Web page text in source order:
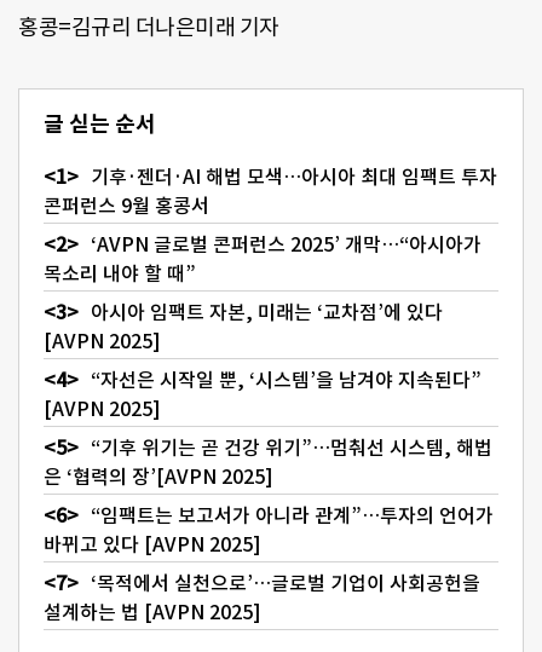
홍콩=김규리 더나은미래 기자
글 싣는 순서
기후·젠더·AI 해법 모색…아시아 최대 임팩트 투자
콘퍼런스 9월 홍콩서
‘AVPN 글로벌 콘퍼런스 2025’ 개막…“아시아가
목소리 내야 할 때”
아시아 임팩트 자본, 미래는 ‘교차점’에 있다
[AVPN 2025]
“자선은 시작일 뿐, ‘시스템’을 남겨야 지속된다”
[AVPN 2025]
“기후 위기는 곧 건강 위기”…멈춰선 시스템, 해법
은 ‘협력의 장’[AVPN 2025]
“임팩트는 보고서가 아니라 관계”…투자의 언어가
바뀌고 있다 [AVPN 2025]
‘목적에서 실천으로’…글로벌 기업이 사회공헌을
설계하는 법 [AVPN 2025]